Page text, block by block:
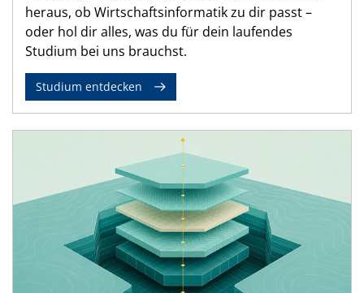
heraus, ob Wirtschaftsinformatik zu dir passt –
oder hol dir alles, was du für dein laufendes
Studium bei uns brauchst.
Studium entdecken